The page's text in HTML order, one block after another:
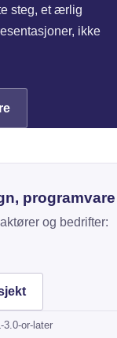
steg, et ærlig
ikke
programvare
og bedrifter:
3.0-or-later